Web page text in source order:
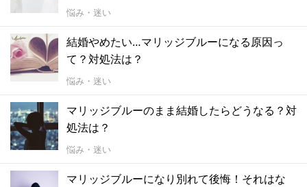
悩み・迷い
結婚やめたい…マリッジブルーになる原因っ
て？対処法は？
悩み・迷い
マリッジブルーのまま結婚したらどうなる？対
処法は？
悩み・迷い
マリッジブルーになり別れて後悔！それはな